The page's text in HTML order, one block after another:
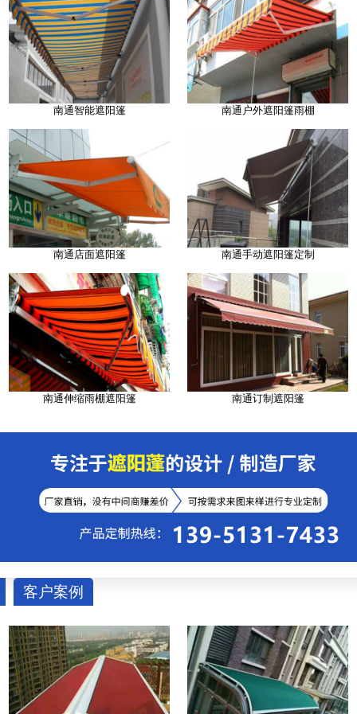
南通智能遮阳篷 南通户外遮阳篷雨棚
南通店面遮阳篷 南通手动遮阳篷定制
南通伸缩雨棚遮阳篷 南通订制遮阳篷
客户案例